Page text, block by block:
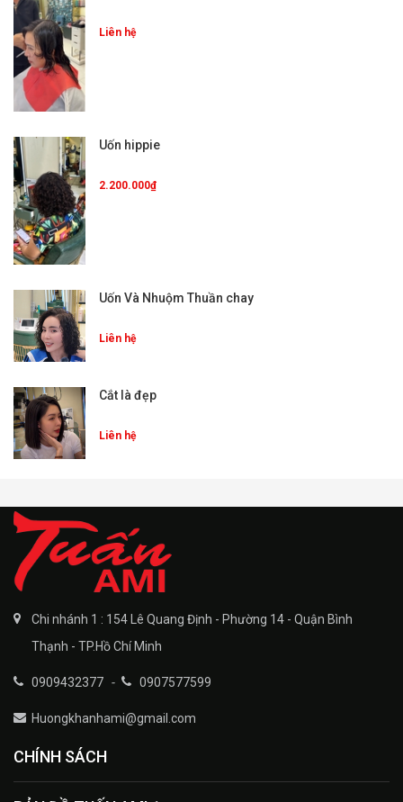
Liên hệ
Uốn hippie
2.200.000₫
Uốn Và Nhuộm Thuần chay
Liên hệ
Cắt là đẹp
Liên hệ
Chi nhánh 1 : 154 Lê Quang Định - Phường 14 - Quận Bình
Thạnh - TP.Hồ Chí Minh
0909432377 - 0907577599
Huongkhanhami@gmail.com
CHÍNH SÁCH